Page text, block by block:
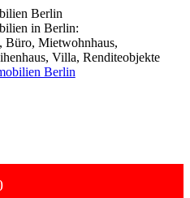
Berlin
in Berlin:
Büro, Mietwohnhaus,
Villa, Renditeobjekte